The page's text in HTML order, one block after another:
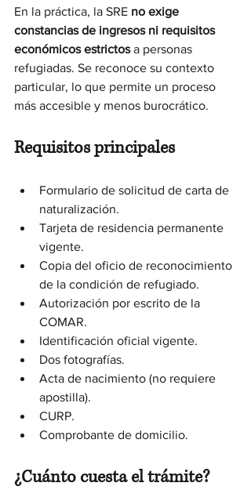
En la práctica, la SRE no exige
constancias de ingresos ni requisitos
económicos estrictos a personas
refugiadas. Se reconoce su contexto
particular, lo que permite un proceso
más accesible y menos burocrático.
Requisitos principales
Formulario de solicitud de carta de
naturalización.
Tarjeta de residencia permanente
vigente.
Copia del oficio de reconocimiento
de la condición de refugiado.
Autorización por escrito de la
COMAR.
Identificación oficial vigente.
Dos fotografías.
Acta de nacimiento (no requiere
apostilla).
CURP.
Comprobante de domicilio.
¿Cuánto cuesta el trámite?